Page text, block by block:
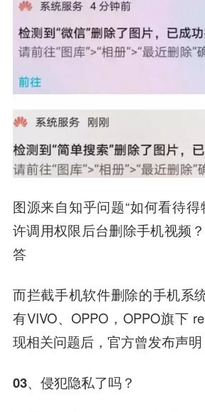
图源来自知乎问题“如何看待
许调用权限后台删除手机视频
答
而拦截手机软件删除的手机系
有VIVO、OPPO，OPPO旗下
现相关问题后，官方曾发布声明
03、侵犯隐私了吗？